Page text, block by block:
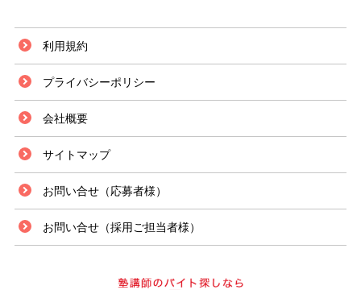
利用規約
プライバシーポリシー
会社概要
サイトマップ
お問い合せ（応募者様）
お問い合せ（採用ご担当者様）